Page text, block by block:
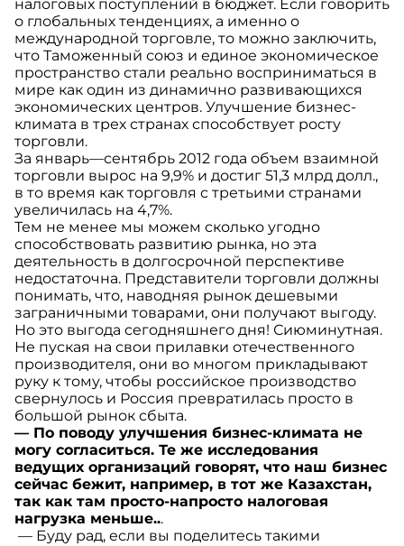
налоговых поступлений в бюджет. Если говорить
о глобальных тенденциях, а именно о
международной торговле, то можно заключить,
что Таможенный союз и единое экономическое
пространство стали реально восприниматься в
мире как один из динамично развивающихся
экономических центров. Улучшение бизнес-
климата в трех странах способствует росту
торговли.
За январь—сентябрь 2012 года объем взаимной
торговли вырос на 9,9% и достиг 51,3 млрд долл.,
в то время как торговля с третьими странами
увеличилась на 4,7%.
Тем не менее мы можем сколько угодно
способствовать развитию рынка, но эта
деятельность в долгосрочной перспективе
недостаточна. Представители торговли должны
понимать, что, наводняя рынок дешевыми
заграничными товарами, они получают выгоду.
Но это выгода сегодняшнего дня! Сиюминутная.
Не пуская на свои прилавки отечественного
производителя, они во многом прикладывают
руку к тому, чтобы российское производство
свернулось и Россия превратилась просто в
большой рынок сбыта.
— По поводу улучшения бизнес-климата не
могу согласиться. Те же исследования
ведущих организаций говорят, что наш бизнес
сейчас бежит, например, в тот же Казахстан,
так как там просто-напросто налоговая
нагрузка меньше...
— Буду рад, если вы поделитесь такими